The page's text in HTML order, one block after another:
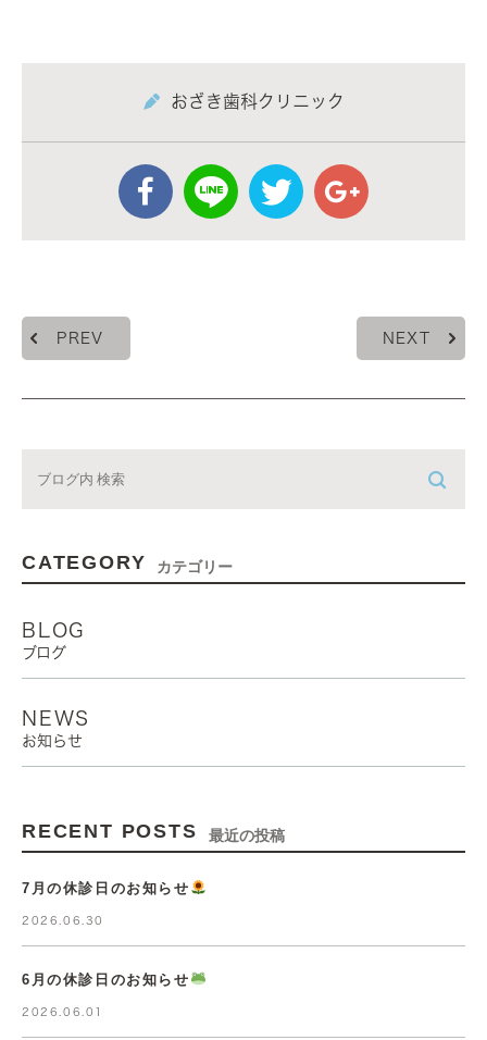
おざき歯科クリニック
PREV NEXT
CATEGORY カテゴリー
BLOG
ブログ
NEWS
お知らせ
RECENT POSTS 最近の投稿
7月の休診日のお知らせ
2026.06.30
6月の休診日のお知らせ
2026.06.01